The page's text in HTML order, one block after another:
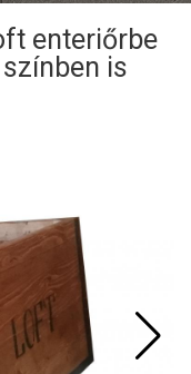
enteriőrbe
is